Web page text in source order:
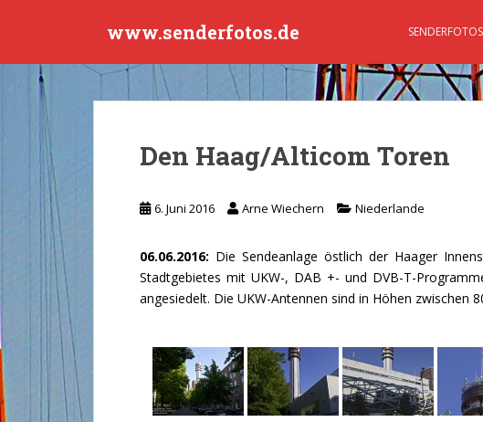
t
www.senderfotos.de
Den Haag/Alticom Toren
6. Juni 2016 Arne Wiechern Niederlande
06.06.2016: Die Sendeanlage östlich der Haager
Stadtgebietes mit UKW-, DAB +- und DVB-T-
angesiedelt. Die UKW-Antennen sind in Höhen zwischen